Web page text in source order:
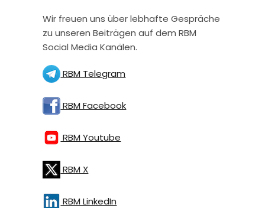
Wir freuen uns über lebhafte Gespräche
zu unseren Beiträgen auf dem RBM
Social Media Kanälen.
RBM Telegram
RBM Facebook
RBM Youtube
RBM X
RBM LinkedIn